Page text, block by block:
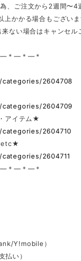
、ご注文から2週間〜
上かかる場合もござい
ない場合はキャンセル
＊—＊—＊
2604708
2604709
アイテム★
2604710
etc★
2604711
＊—＊—＊
Y!mobile）
払い）